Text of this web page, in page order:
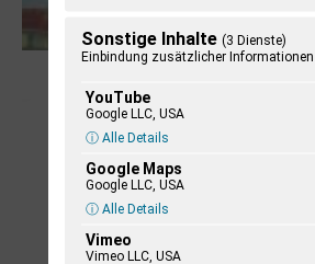
Sonstige Inhalte (3 Dienste)
Einbindung zusätzlicher Informationen
YouTube
Google LLC, USA
ⓘ Alle Details
Google Maps
Google LLC, USA
ⓘ Alle Details
Vimeo
Vimeo LLC, USA